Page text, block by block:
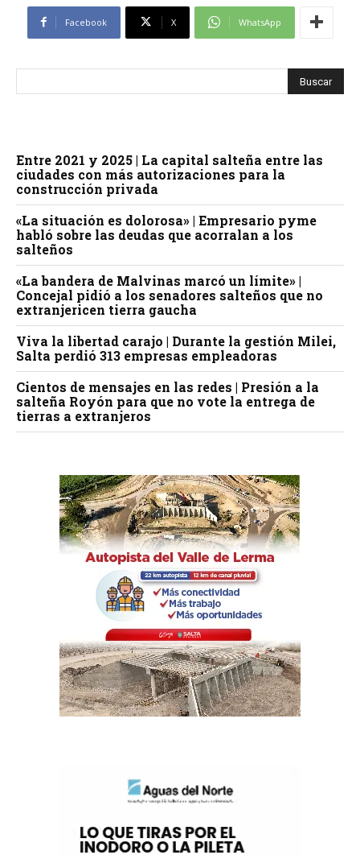
Facebook X WhatsApp
Entre 2021 y 2025 | La capital salteña entre las
ciudades con más autorizaciones para la
construcción privada
«La situación es dolorosa» | Empresario pyme
habló sobre las deudas que acorralan a los
salteños
«La bandera de Malvinas marcó un límite» |
Concejal pidió a los senadores salteños que no
extranjericen tierra gaucha
Viva la libertad carajo | Durante la gestión Milei,
Salta perdió 313 empresas empleadoras
Cientos de mensajes en las redes | Presión a la
salteña Royón para que no vote la entrega de
tierras a extranjeros